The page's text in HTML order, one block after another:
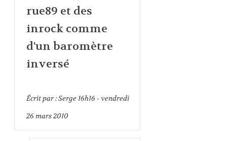
rue89 et des
inrock comme
d'un baromètre
inversé
Écrit par :Serge 16h16- vendredi
26mars 2010